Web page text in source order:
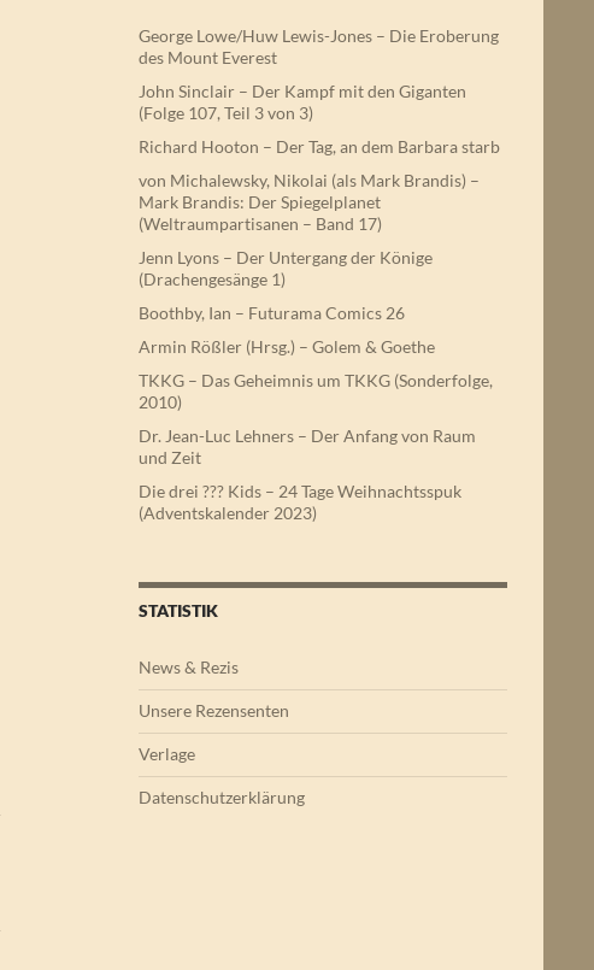
George Lowe/Huw Lewis-Jones – Die Eroberung
des Mount Everest
John Sinclair – Der Kampf mit den Giganten
(Folge 107, Teil 3 von 3)
Richard Hooton – Der Tag, an dem Barbara starb
von Michalewsky, Nikolai (als Mark Brandis) –
Mark Brandis: Der Spiegelplanet
(Weltraumpartisanen – Band 17)
Jenn Lyons – Der Untergang der Könige
(Drachengesänge 1)
Boothby, Ian – Futurama Comics 26
Armin Rößler (Hrsg.) – Golem & Goethe
TKKG – Das Geheimnis um TKKG (Sonderfolge,
2010)
Dr. Jean-Luc Lehners – Der Anfang von Raum
und Zeit
Die drei ??? Kids – 24 Tage Weihnachtsspuk
(Adventskalender 2023)
STATISTIK
News & Rezis
Unsere Rezensenten
Verlage
Datenschutzerklärung